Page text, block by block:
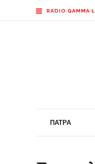
RADIO GAMMA
ΠΆΤΡΑ